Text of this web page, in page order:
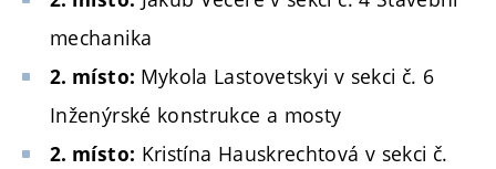
mechanika
2. místo: Mykola Lastovetskyi v sekci č. 6
Inženýrské konstrukce a mosty
2. místo: Kristína Hauskrechtová v sekci č.